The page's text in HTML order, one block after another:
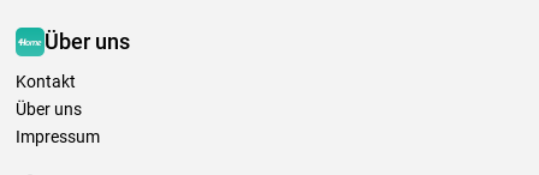
Über uns
Kontakt
Über uns
Impressum